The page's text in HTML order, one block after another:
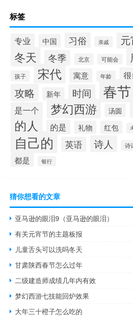
标签
专业 中国 习俗 亲戚
冬天 冬季 北京 可能会
孩子 宋代 寓意 年龄
攻略 新年 时间 春节
是一个 梦幻西游 汤圆
的人 的是 礼物 红包
自己的 英语 诗人 诗
都是 银行
猜你想看的文章
亚马逊的眼泪9（亚马逊的眼泪）
有关元宵节的主题板报
儿童舌头可以洗吗冬天
甘肃陕西春节怎么过年
二级建造师成绩几年内有效
梦幻西游七技能回炉效果
大年三十橙子怎么吃的